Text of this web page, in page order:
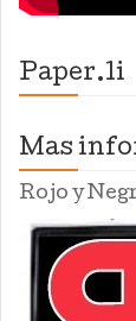
Paper.li
Mas
Rojo y